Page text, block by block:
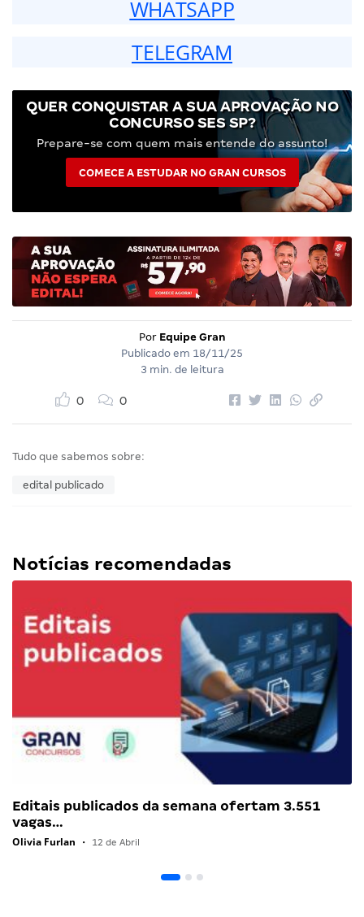
WHATSAPP
TELEGRAM
QUER CONQUISTAR A SUA APROVAÇÃO NO
CONCURSO SES SP?
Prepare-se com quem mais entende do assunto!
COMECE A ESTUDAR NO GRAN CURSOS
Por Equipe Gran
Publicado em 18/11/25
3 min. de leitura
0 0
Tudo que sabemos sobre:
edital publicado
Notícias recomendadas
Editais publicados da semana ofertam 3.551
vagas…
Olivia Furlan • 12 de Abril